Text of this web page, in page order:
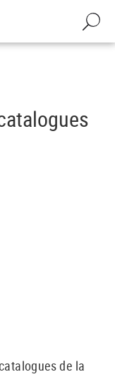
Recherche
de la